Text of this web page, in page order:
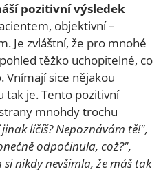
pozitivní výsledek
objektivní –
Je zvláštní, že pro mnohé
těžko uchopitelné, co
Vnímají sice nějakou
tak je. Tento pozitivní
mnohdy trochu
jinak líčíš? Nepoznávám tě!",
odpočinula, což?",
si nikdy nevšimla, že máš tak